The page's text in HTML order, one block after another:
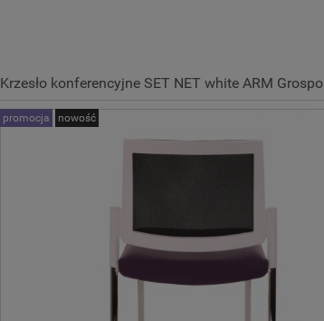
Krzesło konferencyjne SET NET white ARM Grospol
promocja nowość